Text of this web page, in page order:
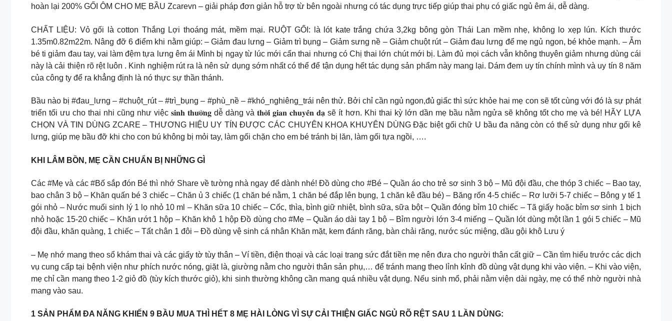
hoàn lại 200% GỐI ÔM CHO MẸ BẦU Zcarevn – giải pháp đơn giản hỗ trợ từ bên ngoài nhưng có tác dụng trực tiếp giúp thai phụ có giấc ngủ êm ái, dễ dàng.
CHẤT LIỆU: Vỏ gối là cotton Thắng Lợi thoáng mát, mềm mại. RUỘT GỐI: là lót kate trắng chứa 3,2kg bông gòn Thái Lan mềm nhẹ, không lo xẹp lún. Kích thước
1.35m0.82m22m. Nâng đỡ 6 điểm khi nằm giúp: – Giảm đau lưng – Giảm trì bụng – Giảm sưng nề – Giảm chuột rút – Giảm đau lưng để mẹ ngủ ngon, bé khỏe mạnh. – Ẵm
bé ti giảm đau tay, vai làm đệm tựa lưng êm ái Mình bị ngay từ lúc mới cấn thai nhưng có Chị thai lớn chút mới bị. Làm đủ mọi cách vẫn không thuyên giảm nhưng dùng cái
này là cải thiện rõ rệt luôn . Kinh nghiệm rút ra là nên sử dụng sớm nhất có thể để tận dụng hết tác dụng sản phẩm này mang lại. Dám đem uy tín chính mình và uy tín 8 năm
của công ty để ra khẳng định là nó thực sự thần thánh.
Bầu nào bị #đau_lưng – #chuột_rút – #trì_bụng – #phù_nề – #khó_nghiêng_trái nên thử. Bởi chỉ cần ngủ ngon,đủ giấc thì sức khỏe hai mẹ con sẽ tốt cùng với đó là sự phát
triển tối ưu cho thai nhi cũng như việc 𝐬𝐢𝐧𝐡 𝐭𝐡𝐮̛𝐨̛̀𝐧𝐠 dễ dàng và 𝐭𝐡𝐨̛̀𝐢 𝐠𝐢𝐚𝐧 𝐜𝐡𝐮𝐲𝐞̂̉𝐧 𝐝𝐚̣ sẽ ít hơn. Khi thai kỳ lớn dần mẹ bầu nằm ngửa sẽ không tốt cho mẹ và bé! HÃY LỰA
CHỌN VÀ TIN DÙNG ZCARE – THƯƠNG HIỆU UY TÍN ĐƯỢC CÁC CHUYÊN KHOA KHUYÊN DÙNG Đặc biệt gối chữ U bầu đa năng còn có thể sử dụng như gối kê
lưng, giúp mẹ bầu đỡ khi cho con bú không bị mỏi tay, làm gối chặn cho em bé tránh bị lăn, làm gối tựa ngồi, ….
KHI LÂM BỒN, MẸ CẦN CHUẨN BỊ NHỮNG GÌ
Các #Mẹ và các #Bố sắp đón Bé thì nhớ Share về tường nhà ngay để dành nhé! Đồ dùng cho #Bé – Quần áo cho trẻ sơ sinh 3 bộ – Mũ đội đầu, che thóp 3 chiếc – Bao tay,
bao chân 3 bộ – Khăn quấn bé 3 chiếc – Chăn ủ 3 chiếc (1 chăn bé nằm, 1 chăn bé đắp lên bụng, 1 chăn kê đầu bé) – Băng rốn 4-5 chiếc – Rơ lưỡi 5-7 chiếc – Bông y tế 1
gói nhỏ – Nước muối sinh lý 1 lọ nhỏ 10 ml – Khăn sữa 10 chiếc – Cốc, thìa, bình giữ nhiệt, bình sữa, sữa bột – Quần đóng bỉm 10 chiếc – Tã giấy hoặc bỉm sơ sinh 1 bịch
nhỏ hoặc 15-20 chiếc – Khăn ướt 1 hộp – Khăn khô 1 hộp Đồ dùng cho #Mẹ – Quần áo dài tay 1 bộ – Bỉm người lớn 3-4 miếng – Quần lót dùng một lần 1 gói 5 chiếc – Mũ
đội đầu, khăn quàng, 1 chiếc – Tất chân 1 đôi – Đồ dùng vệ sinh cá nhân Khăn mặt, kem đánh răng, bàn chải răng, nước súc miệng, dầu gội khô Lưu ý
– Mẹ nhớ mang theo sổ khám thai và các giấy tờ tùy thân – Ví tiền, điện thoại và các loại trang sức đắt tiền mẹ nên đưa cho người thân cất giữ – Cần tìm hiểu trước các dịch
vụ cung cấp tại bệnh viện như phích nước nóng, giặt là, giường nằm cho người thân sản phụ,… để tránh mang theo lỉnh kỉnh đồ dùng vật dụng khi vào viện. – Khi vào viện,
mẹ chỉ cần mang theo 1-2 giỏ đồ (tùy kích thước giỏ), khi sinh thường không cần mang quá nhiều vật dụng. Nếu sinh mổ, phải nằm viện dài ngày, mẹ có thể nhờ người nhà
mang vào sau.
1 SẢN PHẨM ĐA NĂNG KHIẾN 9 BẦU MUA THÌ HẾT 8 MẸ HÀI LÒNG VÌ SỰ CẢI THIỆN GIẤC NGỦ RÕ RỆT SAU 1 LẦN DÙNG: